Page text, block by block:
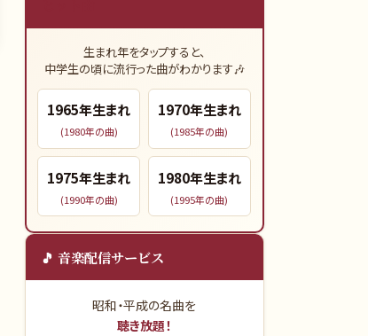
生まれ年をタップすると、
中学生の頃に流行った曲がわかります🎶
1965年生まれ
(1980年の曲)
1970年生まれ
(1985年の曲)
1975年生まれ
(1990年の曲)
1980年生まれ
(1995年の曲)
🎵 音楽配信サービス
昭和・平成の名曲を
聴き放題！